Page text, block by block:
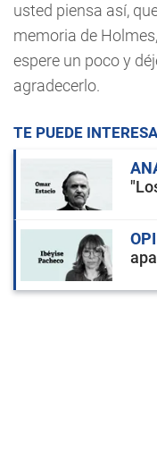
usted piensa así,
memoria de
espere un poco y
agradecerlo.
TE PUEDE